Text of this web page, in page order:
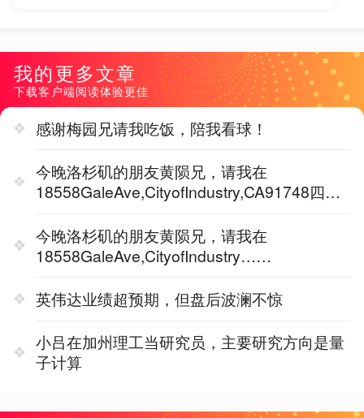
我的更多文章
下载客户端阅读体验更佳
感谢梅园兄请我吃饭，陪我看球！
今晚洛杉矶的朋友黄陨兄，请我在
18558GaleAve,CityofIndustry,CA91748四季
今晚洛杉矶的朋友黄陨兄，请我在
18558GaleAve,CityofIndustry……
英伟达业绩超预期，但盘后波澜不惊
小吕在加州理工当研究员，主要研究方向是量
子计算